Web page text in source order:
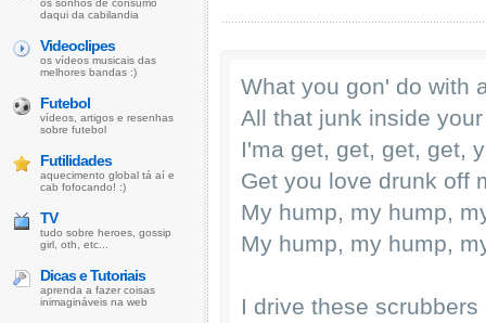
What you gon' do with
All that junk inside
I'ma get, get, get, get,
Get you love drunk off
My hump, my hump,
My hump, my hump,
I drive these scrubbers
os sonhos de consumo
daqui da cabilandia
Videoclipes
os vídeos musicais das
melhores bandas :)
Futebol
vídeos, artigos e resenhas
sobre futebol
Futilidades
aquecimento global tá aí e
cab fofocando! :)
TV
tudo sobre heroes, gossip
girl, oth, etc...
Dicas e Tutoriais
aprenda a fazer coisas
inimagináveis na web